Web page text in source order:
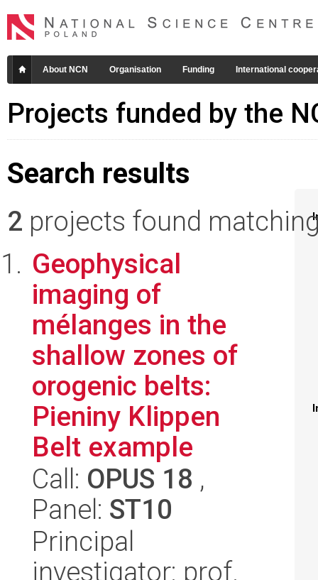
About NCN Organisation Funding International
Projects funded by the
Search results
2 projects found
Geophysical
imaging of
mélanges in the
shallow zones of
orogenic belts:
Pieniny Klippen
Belt example
Call: OPUS 18 ,
Panel: ST10
Principal
investigator: prof.